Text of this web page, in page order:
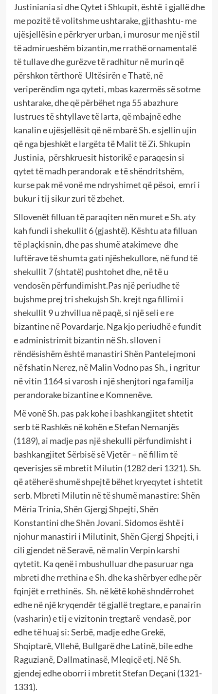
Justiniania si dhe Qytet i Shkupit, është i gjallë dhe
me pozitë të volitshme ushtarake, gjithashtu- me
ujësjellësin e përkryer urban, i murosur me një stil
të admirueshëm bizantin,me rrathë ornamentalë
të tullave dhe gurëzve të radhitur në murin që
përshkon tërthorë Ultësirën e Thatë, në
veriperëndim nga qyteti, mbas kazermës së sotme
ushtarake, dhe që përbëhet nga 55 abazhure
lustrues të shtyllave të larta, që mbajnë edhe
kanalin e ujësjellësit që në mbarë Sh. e sjellin ujin
që nga bjeshkët e largëta të Malit të Zi. Shkupin
Justinia, përshkruesit historikë e paraqesin si
qytet të madh perandorak e të shëndritshëm,
kurse pak më vonë me ndryshimet që pësoi, emri i
bukur i tij sikur zuri të zbehet.
Sllovenët filluan të paraqiten nën muret e Sh. aty
kah fundi i shekullit 6 (gjashtë). Kështu ata filluan
të plaçkisnin, dhe pas shumë atakimeve dhe
luftërave të shumta gati njëshekullore, në fund të
shekullit 7 (shtatë) pushtohet dhe, në të u
vendosën përfundimisht.Pas një periudhe të
bujshme prej tri shekujsh Sh. krejt nga fillimi i
shekullit 9 u zhvillua në paqë, si një seli e re
bizantine në Povardarje. Nga kjo periudhë e fundit
e administrimit bizantin në Sh. slloven i
rëndësishëm është manastiri Shën Pantelejmoni
në fshatin Nerez, në Malin Vodno pas Sh., i ngritur
në vitin 1164 si varosh i një shenjtori nga familja
perandorake bizantine e Komnenëve.
Më vonë Sh. pas pak kohe i bashkangjitet shtetit
serb të Rashkës në kohën e Stefan Nemanjës
(1189), ai madje pas një shekulli përfundimisht i
bashkangjitet Sërbisë së Vjetër – në fillim të
qeverisjes së mbretit Milutin (1282 deri 1321). Sh.
që atëherë shumë shpejtë bëhet kryeqytet i shtetit
serb. Mbreti Milutin në të shumë manastire: Shën
Mëria Trinia, Shën Gjergj Shpejti, Shën
Konstantini dhe Shën Jovani. Sidomos është i
njohur manastiri i Milutinit, Shën Gjergj Shpejti, i
cili gjendet në Seravë, në malin Verpin karshi
qytetit. Ka qenë i mbushulluar dhe pasuruar nga
mbreti dhe rrethina e Sh. dhe ka shërbyer edhe për
fqinjët e rrethinës. Sh. në këtë kohë shndërrohet
edhe në një kryqendër të gjallë tregtare, e panairin
(vasharin) e tij e vizitonin tregtarë vendasë, por
edhe të huaj si: Serbë, madje edhe Grekë,
Shqiptarë, Vllehë, Bullgarë dhe Latinë, bile edhe
Raguzianë, Dallmatinasë, Mleqiçë etj. Në Sh.
gjendej edhe oborri i mbretit Stefan Deçani (1321-
1331).